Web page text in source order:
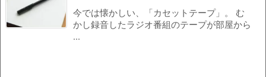
今では懐かしい、「カセットテープ」。 む
かし録音したラジオ番組のテープが部屋から
...